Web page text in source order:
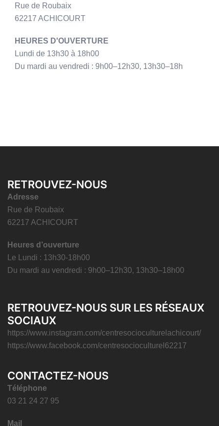
Rue de Roubaix
62217 ACHICOURT
HEURES D'OUVERTURE
Lundi de 13h30 à 18h00
Du mardi au vendredi : 9h00–12h30, 13h30–18h
RETROUVEZ-NOUS
Adresse
Rue de Roubaix
62217 ACHICOURT
Heures d’ouverture
Le Lundi : 13h30-18h00
Du mardi au vendredi : 9h00–12h30, 13h30–18h00
RETROUVEZ-NOUS SUR LES RÉSEAUX
SOCIAUX
https://www.instagram.com/centresocioculturelachicourt/
https://www.facebook.com/centresocioculturel62217
CONTACTEZ-NOUS
Téléphone
03 21 24 27 95
Mail